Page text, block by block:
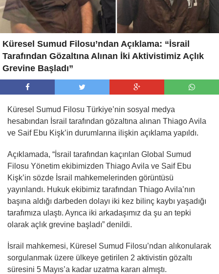
Küresel Sumud Filosu’ndan Açıklama: “İsrail
Tarafından Gözaltına Alınan İki Aktivistimiz Açlık
Grevine Başladı”
Küresel Sumud Filosu Türkiye’nin sosyal medya
hesabından İsrail tarafından gözaltına alınan Thiago Avila
ve Saif Ebu Kişk’in durumlarına ilişkin açıklama yapıldı.
Açıklamada, “İsrail tarafından kaçırılan Global Sumud
Filosu Yönetim ekibimizden Thiago Avila ve Saif Ebu
Kişk’in sözde İsrail mahkemelerinden görüntüsü
yayınlandı. Hukuk ekibimiz tarafından Thiago Avila’nın
başına aldığı darbeden dolayı iki kez bilinç kaybı yaşadığı
tarafımıza ulaştı. Ayrıca iki arkadaşımız da şu an tepki
olarak açlık grevine başladı” denildi.
İsrail mahkemesi, Küresel Sumud Filosu’ndan alıkonularak
sorgulanmak üzere ülkeye getirilen 2 aktivistin gözaltı
süresini 5 Mayıs’a kadar uzatma kararı almıştı.